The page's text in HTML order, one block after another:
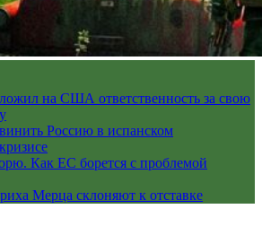
на США ответственность за свою
Россию в испанском
Как ЕС борется с проблемой
Мерца склоняют к отставке